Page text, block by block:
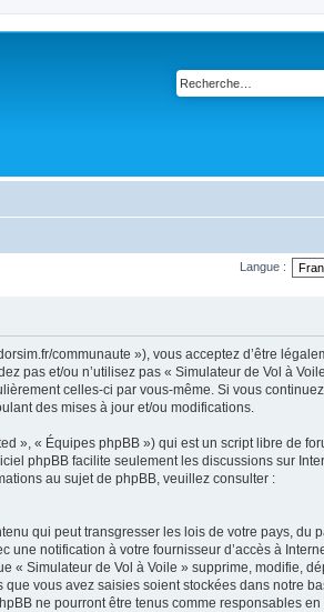
Langue :
communaute »), vous acceptez d’être
pas et/ou n’utilisez pas « Simulateur de Vol à
celles-ci par vous-même. Si vous
des mises à jour et/ou modifications.
», « Équipes phpBB ») qui est un script libre de
phpBB facilite seulement les discussions sur
au sujet de phpBB, veuillez consulter :
qui peut transgresser les lois de votre pays, du
notification à votre fournisseur d’accès à
« Simulateur de Vol à Voile » supprime, modifie,
vous avez saisies soient stockées dans notre
ne pourront être tenus comme responsables en